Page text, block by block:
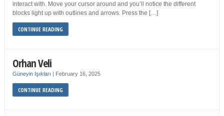
interact with. Move your cursor around and you’ll notice the different
blocks light up with outlines and arrows. Press the […]
CONTINUE READING
Orhan Veli
Güneyin Işıkları | February 16, 2025
CONTINUE READING